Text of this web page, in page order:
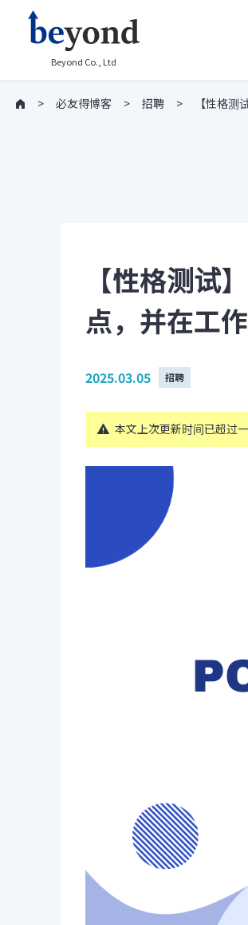
Beyond Co., Ltd
必友得博客 招聘 【性格测
【性格测试
点，并在工
2025.03.05 招聘
本文上次更新时间已超过一